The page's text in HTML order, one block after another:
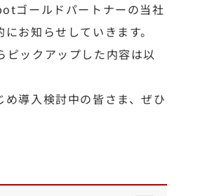
ゴールドパートナーの当社
お知らせしていきます。
ックアップした内容は以
導入検討中の皆さま、ぜひ